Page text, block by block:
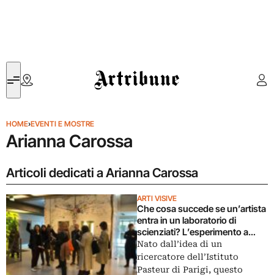
Artribune
HOME›EVENTI E MOSTRE
Arianna Carossa
Articoli dedicati a Arianna Carossa
ARTI VISIVE
Che cosa succede se un’artista
entra in un laboratorio di
scienziati? L’esperimento a
Parigi
Nato dall’idea di un
ricercatore dell’Istituto
Pasteur di Parigi, questo